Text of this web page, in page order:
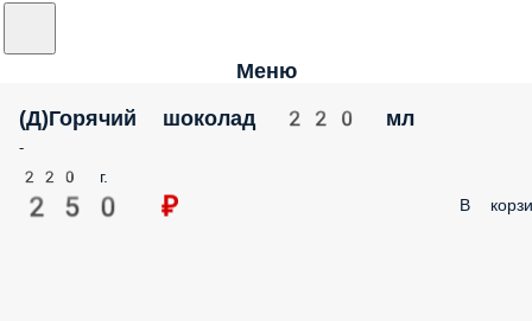
Меню
(Д)Горячий шоколад 220 мл
-
220 г.
250 ₽ В